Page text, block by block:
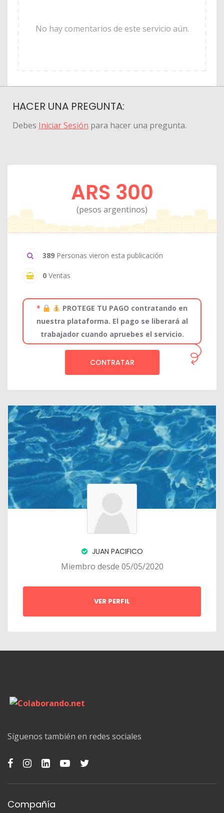
No hay comentarios de este servicio aún.
HACER UNA PREGUNTA:
Debes Iniciar Sesión para hacer una pregunta.
ARS 300
(pesos argentinos)
389 Personas vieron esta publicación
0 Ventas
*
PROTEGE TU PAGO contratando en
nuestra plataforma. El pago se liberará al
trabajador cuando apruebes el servicio.
CONTRATAR
JUAN PACIFICO
Miembro desde 05/05/2020
VER PERFIL
Síguenos también en redes sociales
Compañía